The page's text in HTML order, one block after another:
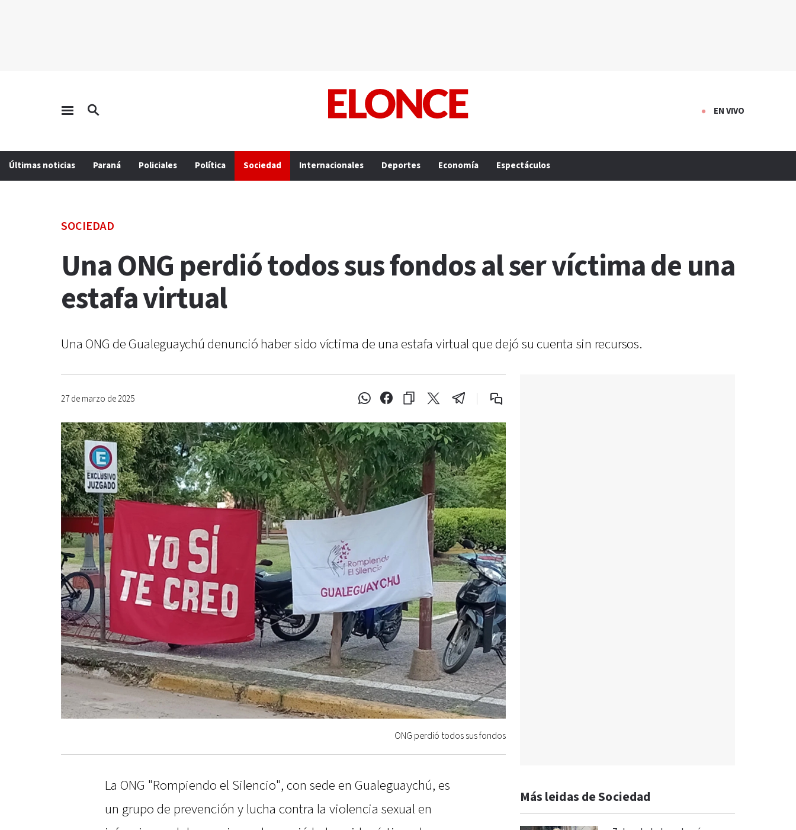
EN VIVO
Últimas noticias Paraná Policiales Política Sociedad Internacionales Deportes Economía Espectáculos
SOCIEDAD
Una ONG perdió todos sus fondos al ser víctima de una
estafa virtual
Una ONG de Gualeguaychú denunció haber sido víctima de una estafa virtual que dejó su cuenta sin recursos.
27 de marzo de 2025
ONG perdió todos sus fondos
La ONG "Rompiendo el Silencio", con sede en Gualeguaychú, es
un grupo de prevención y lucha contra la violencia sexual en
Más leidas de Sociedad